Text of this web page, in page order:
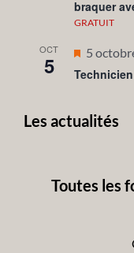
avant
braquer
GRATUIT
OCT
5
Mis
en
5
Les actualités
Toutes les